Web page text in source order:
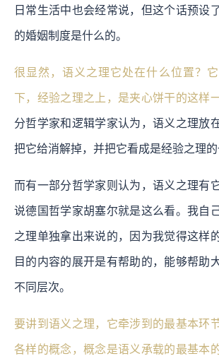
日常生活中也会经常说，但这个话预设
的婚姻制度是什么的。
很显然，语义之理它处在什么位置？
下，经验之理之上，是夹心饼干的这样
分哲学家和逻辑学家认为，语义之理放
把它给消解掉，并把它看成是经验之理的
而有一部分哲学家则认为，语义之理有
说德国哲学家胡塞尔就是这么看。我自
之理单独拿出来说的，因为我觉得这样
目的内容的展开是有帮助的，能够帮助
不同层次。
要讲到语义之理，它牵涉到的最基本环
各样的概念，概念是语义承载的最基本